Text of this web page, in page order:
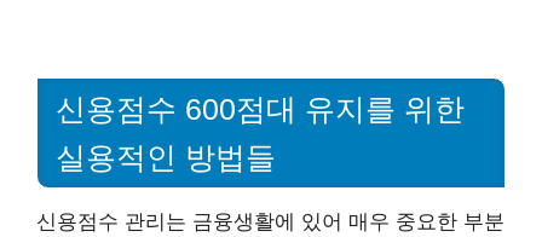
신용점수 600점대 유지를 위한
실용적인 방법들
신용점수 관리는 금융생활에 있어 매우 중요한 부분